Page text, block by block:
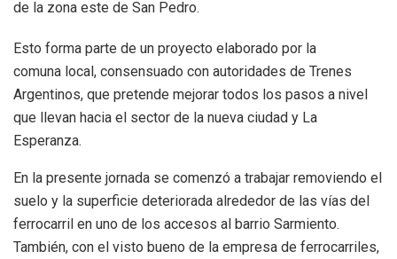
de la zona este de San Pedro.
Esto forma parte de un proyecto elaborado por la
comuna local, consensuado con autoridades de Trenes
Argentinos, que pretende mejorar todos los pasos a nivel
que llevan hacia el sector de la nueva ciudad y La
Esperanza.
En la presente jornada se comenzó a trabajar removiendo el
suelo y la superficie deteriorada alrededor de las vías del
ferrocarril en uno de los accesos al barrio Sarmiento.
También, con el visto bueno de la empresa de ferrocarriles,